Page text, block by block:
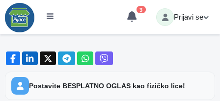
3
Prijavi se
Postavite BESPLATNO OGLAS kao fizičko lice!